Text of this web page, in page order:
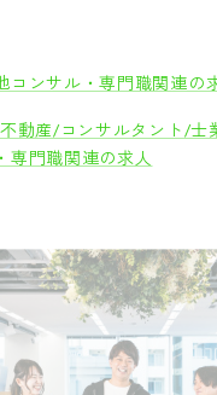
コンサル・専門職関連の
動産/コンサルタント/士
専門職関連の求人